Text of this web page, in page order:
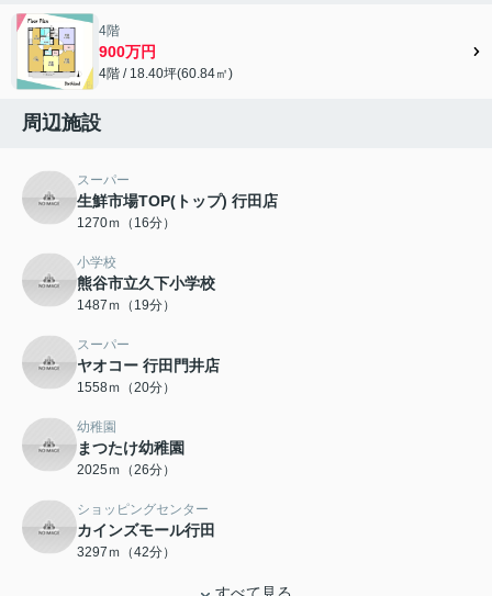
4階
900万円
4階 / 18.40坪(60.84㎡)
周辺施設
スーパー
生鮮市場TOP(トップ) 行田店
1270ｍ（16分）
小学校
熊谷市立久下小学校
1487ｍ（19分）
スーパー
ヤオコー 行田門井店
1558ｍ（20分）
幼稚園
まつたけ幼稚園
2025ｍ（26分）
ショッピングセンター
カインズモール行田
3297ｍ（42分）